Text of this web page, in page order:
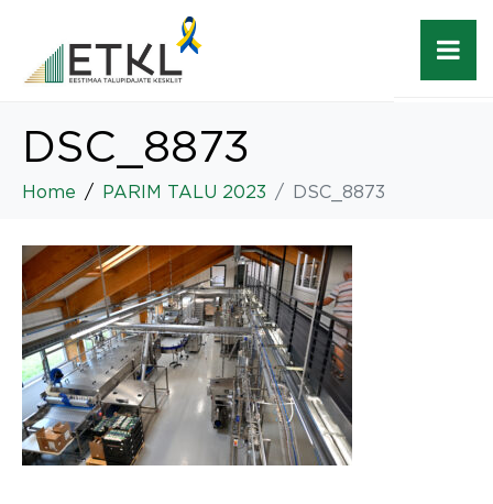
DSC_8873
Home PARIM TALU 2023 DSC_8873